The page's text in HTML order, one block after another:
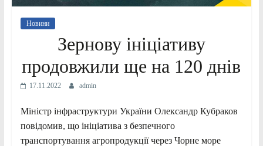
Новини
Зернову ініціативу
продовжили ще на 120 днів
17.11.2022 admin
Міністр інфраструктури України Олександр Кубраков
повідомив, що ініціатива з безпечного
транспортування агропродукції через Чорне море